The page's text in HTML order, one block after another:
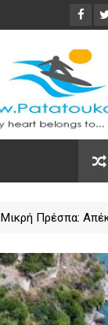
Μικρή Πρέσπα: